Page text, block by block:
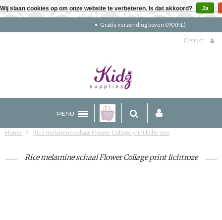
Gratis verzending boven €90 (NL)
Contact
MENU
Home Rice melamine schaal Flower Collage print lichtroze
Rice melamine schaal Flower Collage print lichtroze
Wij slaan cookies op om onze website te verbeteren. Is dat akkoord? Ja